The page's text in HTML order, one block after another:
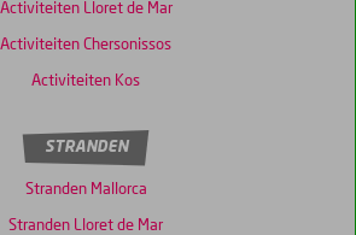
Activiteiten Lloret de Mar
Activiteiten Chersonissos
Activiteiten Kos
STRANDEN
Stranden Mallorca
Stranden Lloret de Mar